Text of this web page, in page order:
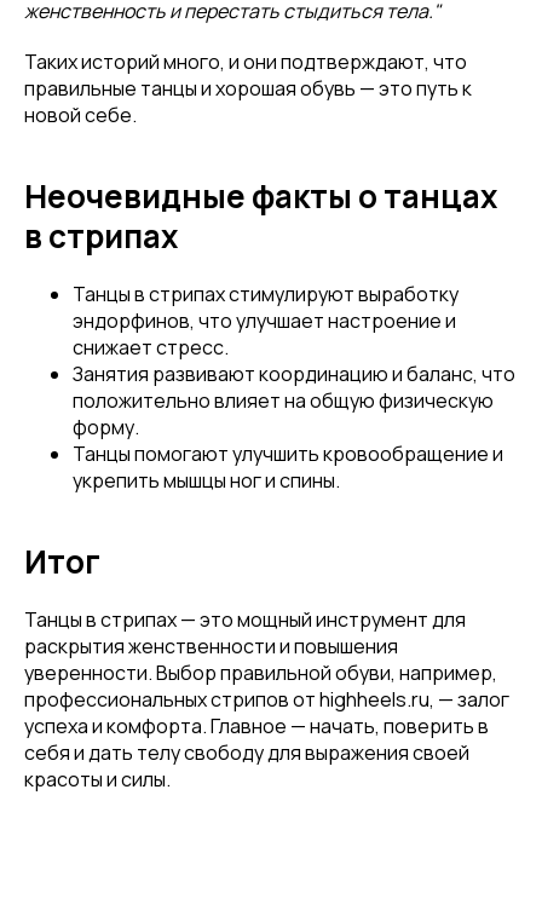
Привет! Дарим тебе -10% на первую
покупку! Подпишись на нашу рассылку
Email
Имя
женственность и перестать стыдиться тела."
Таких историй много, и они подтверждают, что
правильные танцы и хорошая обувь — это путь к
новой себе.
Неочевидные факты о танцах
в стрипах
Танцы в стрипах стимулируют выработку
эндорфинов, что улучшает настроение и
снижает стресс.
Занятия развивают координацию и баланс, что
положительно влияет на общую физическую
форму.
Танцы помогают улучшить кровообращение и
укрепить мышцы ног и спины.
Итог
Танцы в стрипах — это мощный инструмент для
раскрытия женственности и повышения
уверенности. Выбор правильной обуви, например,
профессиональных стрипов от highheels.ru, — залог
успеха и комфорта. Главное — начать, поверить в
себя и дать телу свободу для выражения своей
красоты и силы.